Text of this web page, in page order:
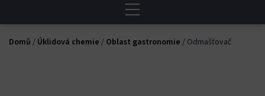
Hacklink
Domů / Úklidová chemie / Oblast gastronomie / Odmašťovač